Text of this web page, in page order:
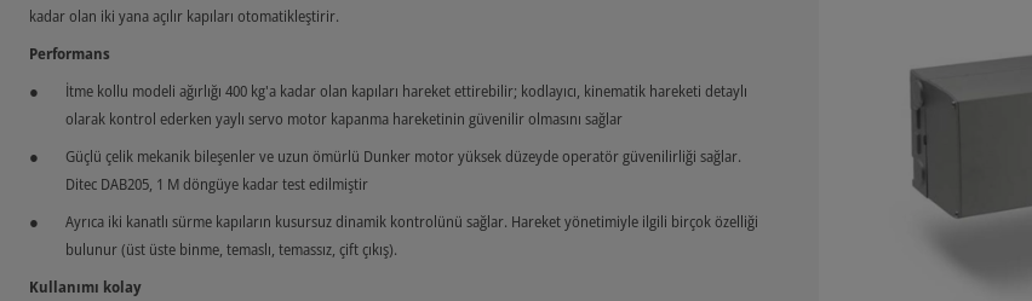
kadar olan iki yana açılır kapıları otomatikleştirir.
Performans
İtme kollu modeli ağırlığı 400 kg'a kadar olan kapıları hareket ettirebilir; kodlayıcı, kinematik hareketi detaylı
olarak kontrol ederken yaylı servo motor kapanma hareketinin güvenilir olmasını sağlar
Güçlü çelik mekanik bileşenler ve uzun ömürlü Dunker motor yüksek düzeyde operatör güvenilirliği sağlar.
Ditec DAB205, 1 M döngüye kadar test edilmiştir
Ayrıca iki kanatlı sürme kapıların kusursuz dinamik kontrolünü sağlar. Hareket yönetimiyle ilgili birçok özelliği
bulunur (üst üste binme, temaslı, temassız, çift çıkış).
Kullanımı kolay